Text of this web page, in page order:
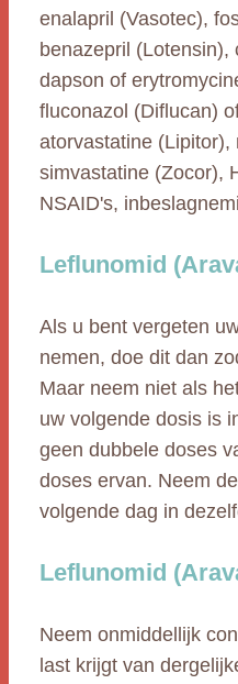
enalapril (Vasotec),
benazepril (Lotensin),
dapson of
fluconazol (Diflucan)
atorvastatine (Lipitor),
simvastatine (Zocor),
NSAID's,
Leflunomid
Als u bent vergeten
nemen, doe dit dan
Maar neem niet als
uw volgende dosis is
geen dubbele doses
doses ervan. Neem
volgende dag in
Leflunomid
Neem onmiddellijk
last krijgt van